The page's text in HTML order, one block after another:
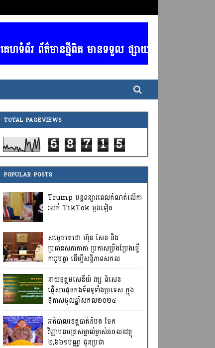
គេហទំព័រ ព័ត៌មានថ្មីពិត មានទទួល ផ្សាយពាណិជ្ជកម្ម
TOTAL PAGEVIEWS
6 8 7 1 5
POPULAR POSTS
Trump បន្តពន្យារពេលកំណត់លើកា
រលក់ TikTok ម្តងទៀត
សម្តេចតេជោ ហ៊ុន សែន និង
ប្រធានសភាកាតា ប្រកាសប្រឹងប្រែងធ្វើ
ការ​រួមគ្នា ដើម្បីសន្តិភាពសកល
នាយឧត្តមសេនីយ៍ វង្ស ពិសេន
ផ្ញើសារជូនកងទ័ពទូទាំងប្រទេស ក្នុង
ឱកាសចូលឆ្នាំសកល២០២៤
អភិបាលខេត្តបាត់ដំបង ចែក
វិញ្ញាបនបត្រសម្គាល់ម្ចាស់អចលនវត្ថុ
២,៦៦១បណ្ណ ជូនប្រជា